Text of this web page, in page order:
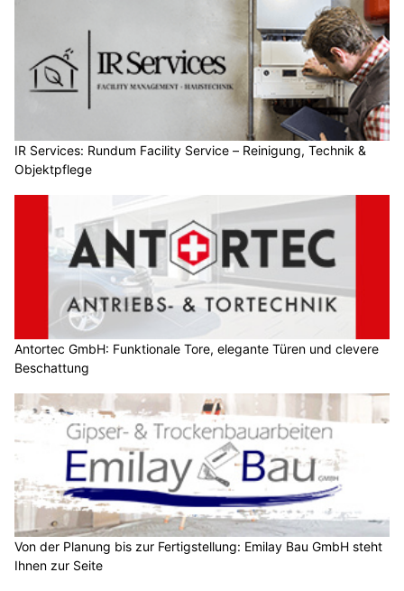
IR Services: Rundum Facility Service – Reinigung, Technik &
Objektpflege
Antortec GmbH: Funktionale Tore, elegante Türen und clevere
Beschattung
Von der Planung bis zur Fertigstellung: Emilay Bau GmbH steht
Ihnen zur Seite